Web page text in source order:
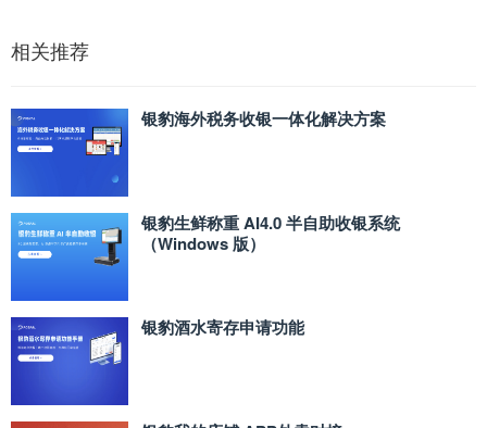
相关推荐
银豹海外税务收银一体化解决方案
银豹生鲜称重 AI4.0 半自助收银系统
（Windows 版）
银豹酒水寄存申请功能